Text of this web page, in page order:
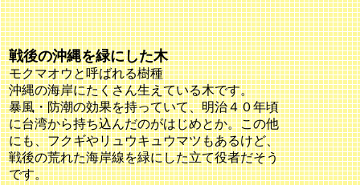
戦後の沖縄を緑にした木
モクマオウと呼ばれる樹種
沖縄の海岸にたくさん生えている木です。
暴風・防潮の効果を持っていて、明治４０年頃
に台湾から持ち込んだのがはじめとか。この他
にも、フクギやリュウキュウマツもあるけど、
戦後の荒れた海岸線を緑にした立て役者だそう
です。